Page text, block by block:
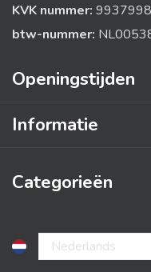
KVK nummer:
btw-nummer:
Openingstijden
Informatie
Categorieën